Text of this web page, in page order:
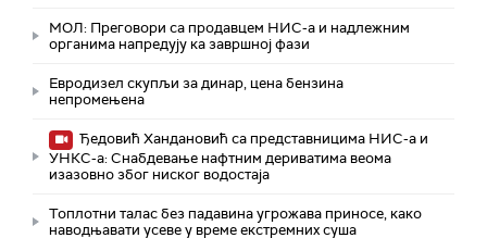
МОЛ: Преговори са продавцем НИС-а и надлежним
органима напредују ка завршној фази
Евродизел скупљи за динар, цена бензина
непромењена
Ђедовић Хандановић са представницима НИС-а и
УНКС-а: Снабдевање нафтним дериватима веома
изазовно због ниског водостаја
Топлотни талас без падавина угрожава приносе, како
наводњавати усеве у време екстремних суша